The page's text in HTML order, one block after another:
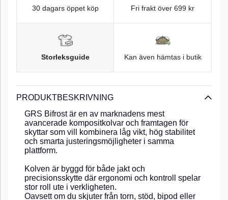
30 dagars öppet köp Fri frakt över 699 kr
Storleksguide Kan även hämtas i butik
PRODUKTBESKRIVNING
GRS Bifrost är en av marknadens mest
avancerade kompositkolvar och framtagen för
skyttar som vill kombinera låg vikt, hög stabilitet
och smarta justeringsmöjligheter i samma
plattform.
Kolven är byggd för både jakt och
precisionsskytte där ergonomi och kontroll spelar
stor roll ute i verkligheten.
Oavsett om du skjuter från torn, stöd, bipod eller